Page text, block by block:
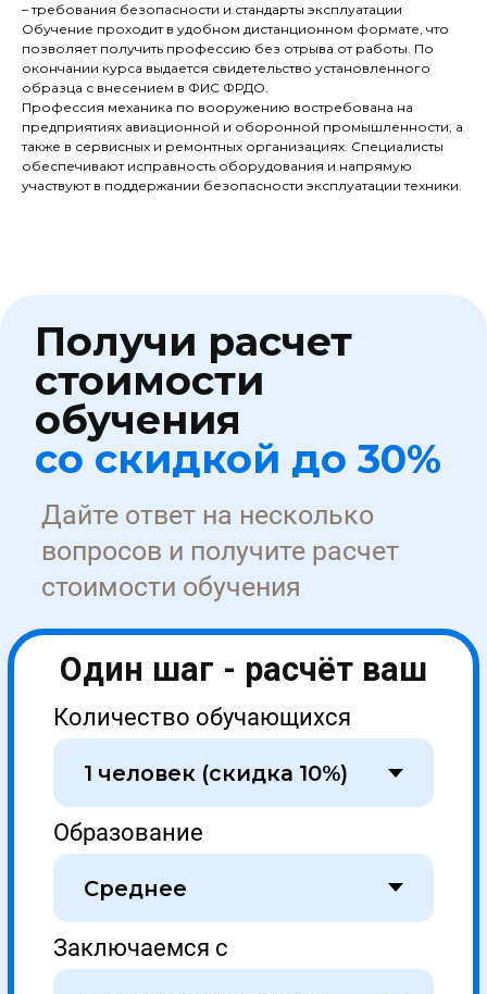
– требования безопасности и стандарты эксплуатации
Обучение проходит в удобном дистанционном формате, что
позволяет получить профессию без отрыва от работы. По
окончании курса выдается свидетельство установленного
образца с внесением в ФИС ФРДО.
Профессия механика по вооружению востребована на
предприятиях авиационной и оборонной промышленности, а
также в сервисных и ремонтных организациях. Специалисты
обеспечивают исправность оборудования и напрямую
участвуют в поддержании безопасности эксплуатации техники.
Получи расчет
стоимости
обучения
со скидкой до 30%
Дайте ответ на несколько
Один шаг - расчёт ваш
персональных данных
Количество обучающихся
Образование
Обучение
+7
ПОЛУЧИТЬ СКИДКУ
Этапы сделки
1